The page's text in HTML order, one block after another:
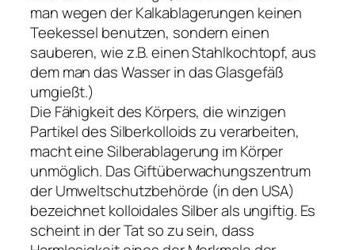
man wegen der Kalkablagerungen keinen
Teekessel benutzen, sondern einen
sauberen, wie z.B. einen Stahlkochtopf, aus
dem man das Wasser in das Glasgefäß
umgießt.)
Die Fähigkeit des Körpers, die winzigen
Partikel des Silberkolloids zu verarbeiten,
macht eine Silberablagerung im Körper
unmöglich. Das Giftüberwachungszentrum
der Umweltschutzbehörde (in den USA)
bezeichnet kolloidales Silber als ungiftig. Es
scheint in der Tat so zu sein, dass